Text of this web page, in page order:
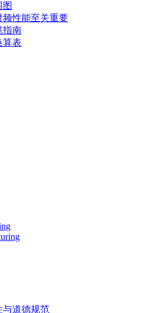
图
频性能至关重要
指南
算表
与道德规范